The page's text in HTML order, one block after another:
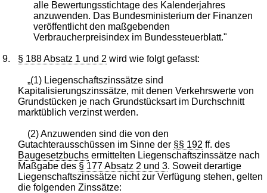
alle Bewertungsstichtage des Kalenderjahres
anzuwenden. Das Bundesministerium der Finanzen
veröffentlicht den maßgebenden
Verbraucherpreisindex im Bundessteuerblatt."
9. § 188 Absatz 1 und 2 wird wie folgt gefasst:
„(1) Liegenschaftszinssätze sind
Kapitalisierungszinssätze, mit denen Verkehrswerte von
Grundstücken je nach Grundstücksart im Durchschnitt
marktüblich verzinst werden.
(2) Anzuwenden sind die von den
Gutachterausschüssen im Sinne der §§ 192 ff. des
Baugesetzbuchs ermittelten Liegenschaftszinssätze nach
Maßgabe des § 177 Absatz 2 und 3. Soweit derartige
Liegenschaftszinssätze nicht zur Verfügung stehen, gelten
die folgenden Zinssätze: